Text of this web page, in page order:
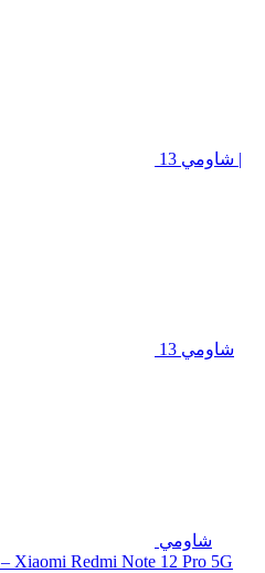
شاومي 13 |
شاومي 13
شاومي
ريدمي نوت 12 برو 5 جي – Xiaomi Redmi Note 12 Pro 5G